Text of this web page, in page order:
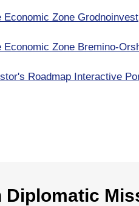
Economic Zone Grodnoinvest
Economic Zone Bremino-
Roadmap Interactive
Diplomatic